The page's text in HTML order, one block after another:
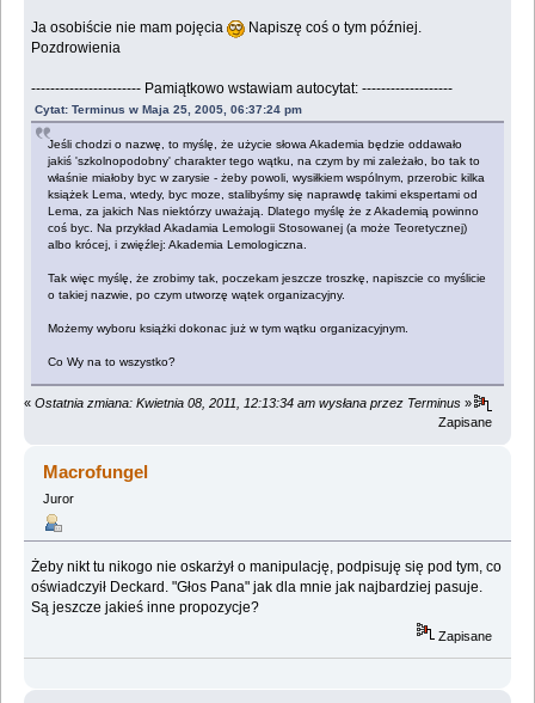
Ja osobiście nie mam pojęcia
Napiszę coś o tym później.
Pozdrowienia
----------------------- Pamiątkowo wstawiam autocytat: -------------------
Cytat: Terminus w Maja 25, 2005, 06:37:24 pm
Jeśli chodzi o nazwę, to myślę, że użycie słowa Akademia będzie oddawało
jakiś 'szkolnopodobny' charakter tego wątku, na czym by mi zależało, bo tak to
właśnie miałoby byc w zarysie - żeby powoli, wysiłkiem wspólnym, przerobic kilka
książek Lema, wtedy, byc moze, stalibyśmy się naprawdę takimi ekspertami od
Lema, za jakich Nas niektórzy uważają. Dlatego myślę że z Akademią powinno
coś byc. Na przykład Akadamia Lemologii Stosowanej (a może Teoretycznej)
albo krócej, i zwięźlej: Akademia Lemologiczna.
Tak więc myślę, że zrobimy tak, poczekam jeszcze troszkę, napiszcie co myślicie
o takiej nazwie, po czym utworzę wątek organizacyjny.
Możemy wyboru książki dokonac już w tym wątku organizacyjnym.
Co Wy na to wszystko?
« Ostatnia zmiana: Kwietnia 08, 2011, 12:13:34 am wysłana przez Terminus »
Zapisane
Macrofungel
Juror
Żeby nikt tu nikogo nie oskarżył o manipulację, podpisuję się pod tym, co
oświadczyił Deckard. "Głos Pana" jak dla mnie jak najbardziej pasuje.
Są jeszcze jakieś inne propozycje?
Zapisane